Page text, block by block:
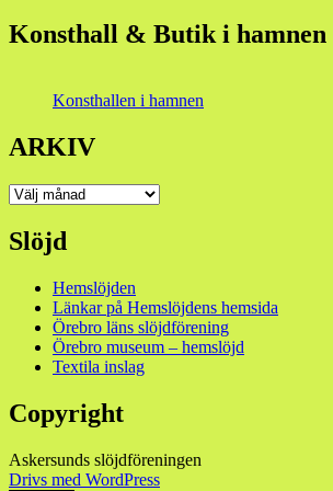
Konsthall & Butik i hamnen
Konsthallen i hamnen
ARKIV
ARKIV
Slöjd
Hemslöjden
Länkar på Hemslöjdens hemsida
Örebro läns slöjdförening
Örebro museum – hemslöjd
Textila inslag
Copyright
Askersunds slöjdföreningen
Drivs med WordPress